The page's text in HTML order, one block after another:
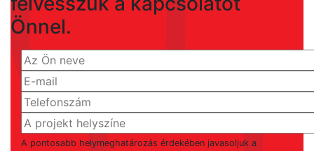
Önnel.
A pontosabb helymeghatározás érdekében javasoljuk a